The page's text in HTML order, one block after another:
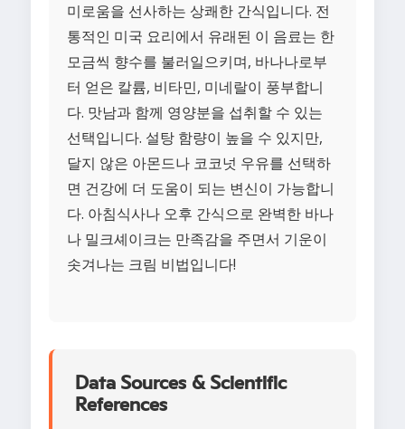
미로움을 선사하는 상쾌한 간식입니다. 전
통적인 미국 요리에서 유래된 이 음료는 한
모금씩 향수를 불러일으키며, 바나나로부
터 얻은 칼륨, 비타민, 미네랄이 풍부합니
다. 맛남과 함께 영양분을 섭취할 수 있는
선택입니다. 설탕 함량이 높을 수 있지만,
달지 않은 아몬드나 코코넛 우유를 선택하
면 건강에 더 도움이 되는 변신이 가능합니
다. 아침식사나 오후 간식으로 완벽한 바나
나 밀크셰이크는 만족감을 주면서 기운이
솟겨나는 크림 비법입니다!
Data Sources & Scientific
References